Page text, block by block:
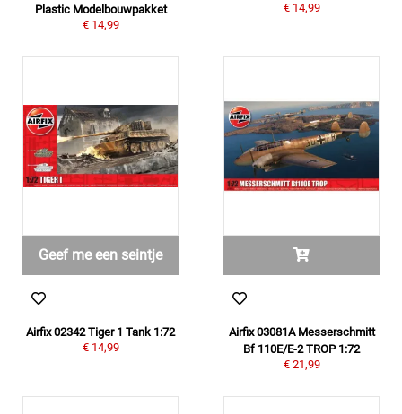
Plastic Modelbouwpakket
€ 14,99
€ 14,99
Geef me een seintje
Airfix 02342 Tiger 1 Tank 1:72
€ 14,99
Airfix 03081A Messerschmitt
Bf 110E/E-2 TROP 1:72
€ 21,99